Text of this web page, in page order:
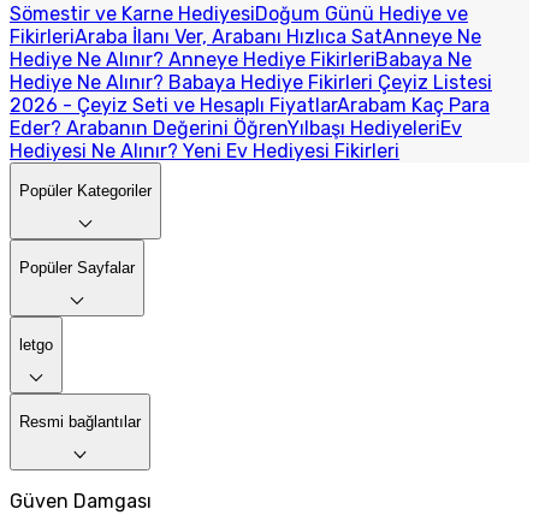
Sömestir ve Karne HediyesiDoğum Günü Hediye ve
FikirleriAraba İlanı Ver, Arabanı Hızlıca SatAnneye Ne
Hediye Ne Alınır? Anneye Hediye FikirleriBabaya Ne
Hediye Ne Alınır? Babaya Hediye Fikirleri Çeyiz Listesi
2026 - Çeyiz Seti ve Hesaplı FiyatlarArabam Kaç Para
Eder? Arabanın Değerini ÖğrenYılbaşı HediyeleriEv
Hediyesi Ne Alınır? Yeni Ev Hediyesi Fikirleri
Popüler Kategoriler
Popüler Sayfalar
letgo
Resmi bağlantılar
Güven Damgası